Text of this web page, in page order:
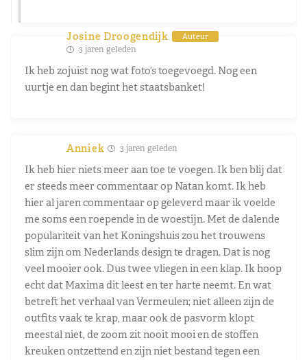
Josine Droogendijk Auteur
3 jaren geleden
Ik heb zojuist nog wat foto’s toegevoegd. Nog een
uurtje en dan begint het staatsbanket!
Anniek 3 jaren geleden
Ik heb hier niets meer aan toe te voegen. Ik ben blij dat
er steeds meer commentaar op Natan komt. Ik heb
hier al jaren commentaar op geleverd maar ik voelde
me soms een roepende in de woestijn. Met de dalende
populariteit van het Koningshuis zou het trouwens
slim zijn om Nederlands design te dragen. Dat is nog
veel mooier ook. Dus twee vliegen in een klap. Ik hoop
echt dat Maxima dit leest en ter harte neemt. En wat
betreft het verhaal van Vermeulen; niet alleen zijn de
outfits vaak te krap, maar ook de pasvorm klopt
meestal niet, de zoom zit nooit mooi en de stoffen
kreuken ontzettend en zijn niet bestand tegen een